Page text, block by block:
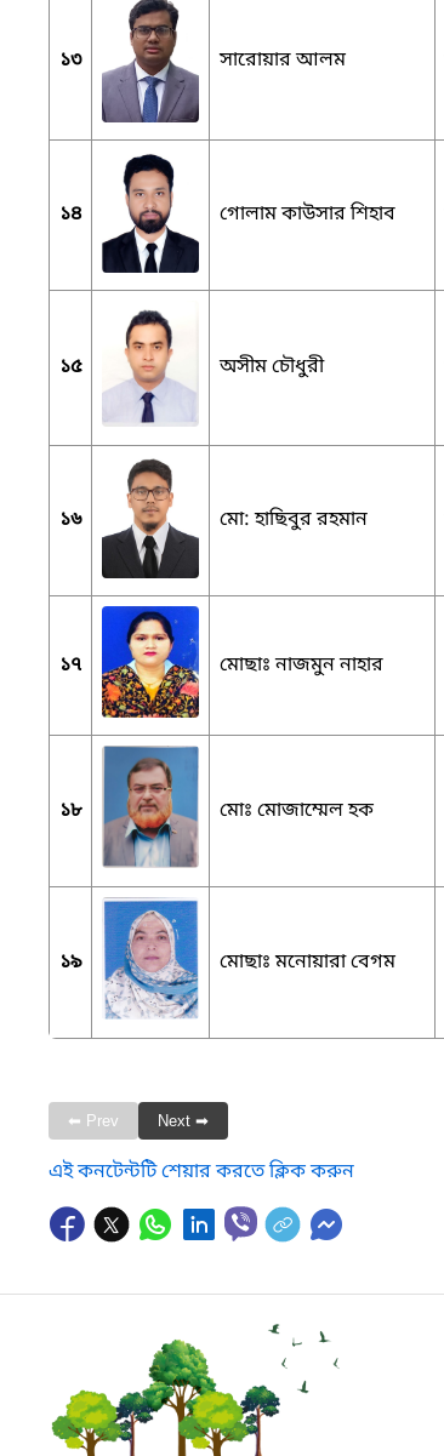
১৩ সারোয়ার আলম
১৪ গোলাম কাউসার শিহাব
১৫ অসীম চৌধুরী
১৬ মো: হাছিবুর রহমান
১৭ মোছাঃ নাজমুন নাহার
১৮ মোঃ মোজাম্মেল হক
১৯ মোছাঃ মনোয়ারা বেগম
⬅ Prev Next ➡
এই কনটেন্টটি শেয়ার করতে ক্লিক করুন